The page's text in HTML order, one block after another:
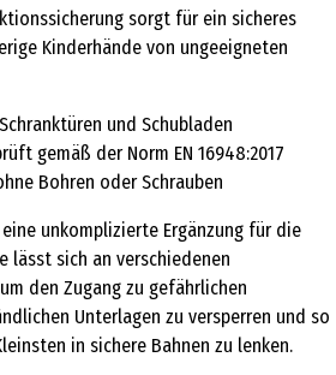
sorgt für ein sicheres
Kinderhände von ungeeigneten
und Schubladen
gemäß der Norm EN 16948:2017
Bohren oder Schrauben
unkomplizierte Ergänzung für die
lässt sich an verschiedenen
den Zugang zu gefährlichen
Unterlagen zu versperren und so
in sichere Bahnen zu lenken.